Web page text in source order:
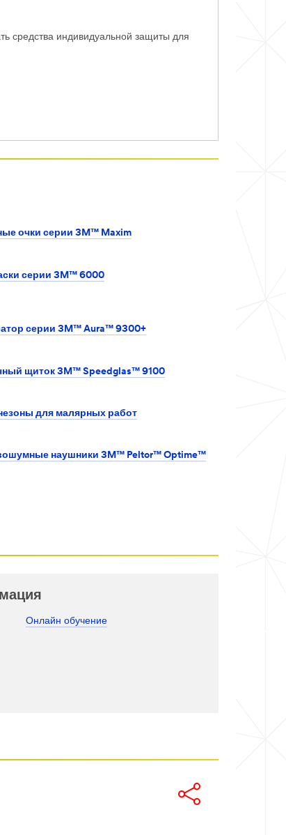
средства индивидуальной защиты для
очки серии 3M™ Maxim
серии 3M™ 6000
серии 3M™ Aura™ 9300+
щиток 3M™ Speedglas™ 9100
для малярных работ
наушники 3M™ Peltor™ Optime™
Онлайн обучение